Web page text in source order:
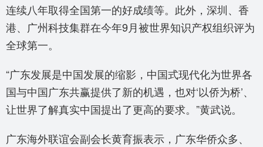
连续八年取得全国第一的好成绩等。此外，深圳、香
港、广州科技集群在今年9月被世界知识产权组织评为
全球第一。
“广东发展是中国发展的缩影，中国式现代化为世界各
国与中国广东共赢提供了新的机遇，也对‘以侨为桥’、
让世界了解真实中国提出了更高的要求。”黄武说。
广东海外联谊会副会长黄育振表示，广东华侨众多、